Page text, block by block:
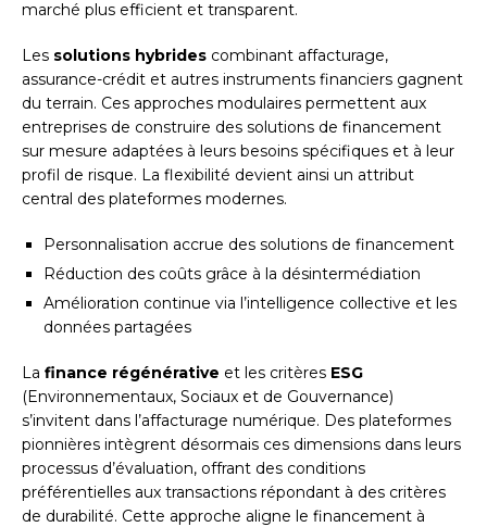
marché plus efficient et transparent.
Les solutions hybrides combinant affacturage,
assurance-crédit et autres instruments financiers gagnent
du terrain. Ces approches modulaires permettent aux
entreprises de construire des solutions de financement
sur mesure adaptées à leurs besoins spécifiques et à leur
profil de risque. La flexibilité devient ainsi un attribut
central des plateformes modernes.
Personnalisation accrue des solutions de financement
Réduction des coûts grâce à la désintermédiation
Amélioration continue via l’intelligence collective et les
données partagées
La finance régénérative et les critères ESG
(Environnementaux, Sociaux et de Gouvernance)
s’invitent dans l’affacturage numérique. Des plateformes
pionnières intègrent désormais ces dimensions dans leurs
processus d’évaluation, offrant des conditions
préférentielles aux transactions répondant à des critères
de durabilité. Cette approche aligne le financement à